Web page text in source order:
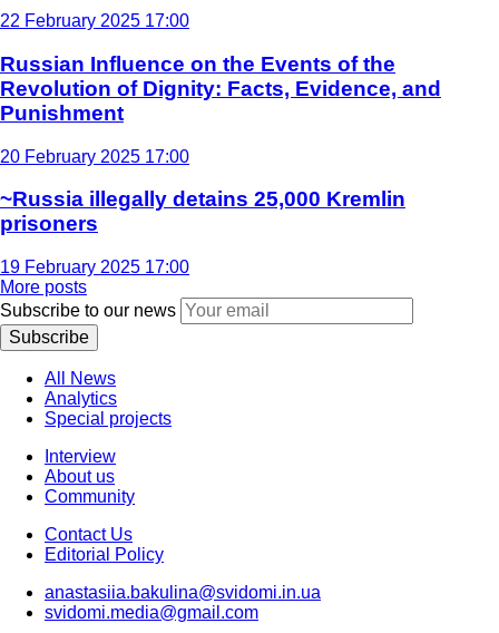
22 February 2025 17:00
Russian Influence on the Events of the
Revolution of Dignity: Facts, Evidence, and
Punishment
20 February 2025 17:00
~Russia illegally detains 25,000 Kremlin
prisoners
19 February 2025 17:00
More posts
Subscribe to our news
Subscribe
All News
Analytics
Special projects
Interview
About us
Community
Contact Us
Editorial Policy
anastasiia.bakulina@svidomi.in.ua
svidomi.media@gmail.com